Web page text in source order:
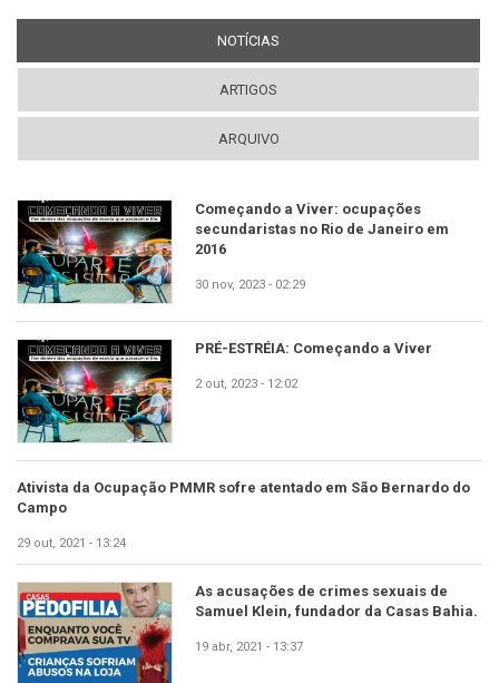
NOTÍCIAS
ARTIGOS
ARQUIVO
Começando a Viver: ocupações
secundaristas no Rio de Janeiro em
2016
30 nov, 2023 - 02:29
PRÉ-ESTRÉIA: Começando a Viver
2 out, 2023 - 12:02
Ativista da Ocupação PMMR sofre atentado em São Bernardo do
Campo
29 out, 2021 - 13:24
As acusações de crimes sexuais de
Samuel Klein, fundador da Casas Bahia.
19 abr, 2021 - 13:37